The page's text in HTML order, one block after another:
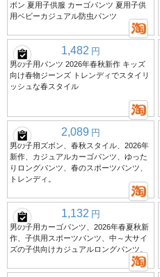
ボン 夏用子供服 カーゴパンツ 夏用子供
用ベビーカジュアル防虫パンツ
1,482 円
男の子用パンツ 2026年春秋新作 キッズ
向け春物ジーンズ トレンディでスタイリ
ッシュな春スタイル
2,089 円
男の子用ズボン、春秋スタイル、2026年
新作、カジュアルカーゴパンツ、ゆった
りロングパンツ、春のスポーツパンツ、
トレンディ。
1,132 円
男の子用カーゴパンツ、2026年春夏秋新
作、子供用スポーツパンツ、中～大サイ
ズの子供向けカジュアルロングパンツ。